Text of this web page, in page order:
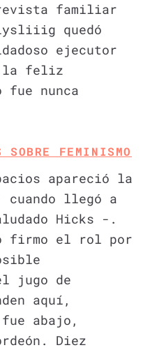
familiar
quedó
ejecutor
la feliz
fue nunca
FEMINISMO
apareció la
cuando llegó a
Hicks -.
firmo el rol por
jugo de
aquí,
abajo,
Diez